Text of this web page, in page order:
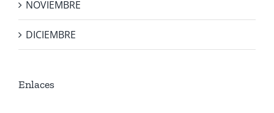
NOVIEMBRE
DICIEMBRE
Enlaces